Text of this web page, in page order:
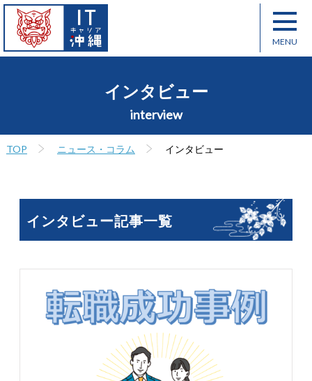
インタビュー
interview
TOP ニュース・コラム インタビュー
インタビュー記事一覧